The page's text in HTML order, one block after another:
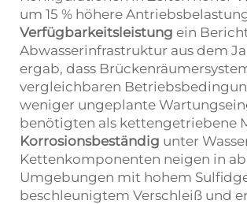
um 15 % höhere
Verfügbarkeitsleistung ein
Abwasserinfrastruktur aus dem
ergab, dass
vergleichbaren
weniger ungeplante
benötigten als kettengetriebene
Korrosionsbeständig unter
Kettenkomponenten neigen in
Umgebungen mit hohem
beschleunigtem Verschleiß und